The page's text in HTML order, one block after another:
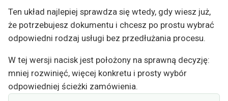
Ten układ najlepiej sprawdza się wtedy, gdy wiesz już,
że potrzebujesz dokumentu i chcesz po prostu wybrać
odpowiedni rodzaj usługi bez przedłużania procesu.
W tej wersji nacisk jest położony na sprawną decyzję:
mniej rozwinięć, więcej konkretu i prosty wybór
odpowiedniej ścieżki zamówienia.